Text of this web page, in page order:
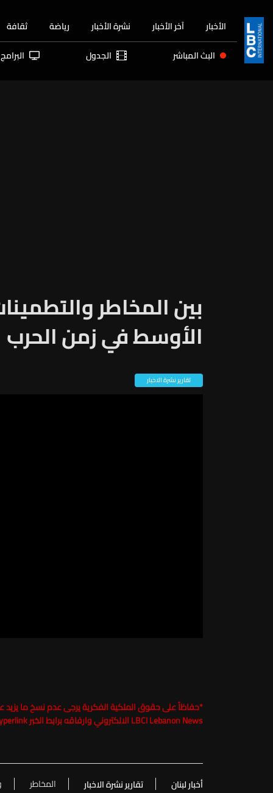
الأخبار آخر الأخبار نشرة الأخبار رياضة ثقافة
البث المباشر الجدول البرامج
بين المخاطر
الأوسط في زمن الحرب
تقارير نشرة الاخبار
*
LBCI Lebanon News الالكتروني وارفاقه برابط الخبر Hyperlink تحت طائلة الملاحقة القانونية
أخبار لبنان تقارير نشرة الاخبار المخاطر